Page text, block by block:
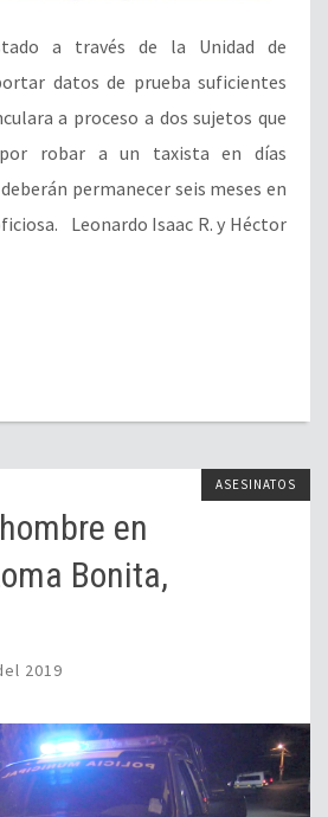
a través de la Unidad de
datos de prueba suficientes
a proceso a dos sujetos que
robar a un taxista en días
permanecer seis meses en
Leonardo Isaac R. y Héctor
ASESINATOS
en
Bonita,
2019